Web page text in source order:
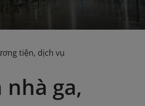
tiện, dịch vụ
ga,